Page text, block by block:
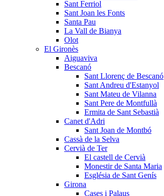
Sant Ferriol
Sant Joan les Fonts
Santa Pau
La Vall de Bianya
Olot
El Gironès
Aiguaviva
Bescanó
Sant Llorenç de Bescanó
Sant Andreu d'Estanyol
Sant Mateu de Vilanna
Sant Pere de Montfullà
Ermita de Sant Sebastià
Canet d'Adri
Sant Joan de Montbó
Cassà de la Selva
Cervià de Ter
El castell de Cervià
Monestir de Santa Maria
Església de Sant Genís
Girona
Cases i Palaus